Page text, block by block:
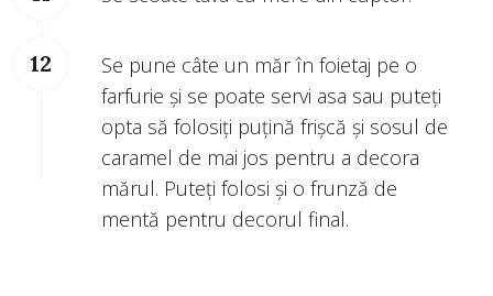
Se pune câte un măr în foietaj pe o
farfurie și se poate servi asa sau puteți
opta să folosiți puțină frișcă și sosul de
caramel de mai jos pentru a decora
mărul. Puteți folosi și o frunză de
mentă pentru decorul final.